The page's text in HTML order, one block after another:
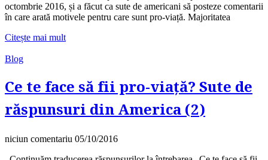
octombrie 2016, și a făcut ca sute de americani să posteze comentarii
în care arată motivele pentru care sunt pro-viață. Majoritatea
Citește mai mult
Blog
Ce te face să fii pro-viață? Sute de
răspunsuri din America (2)
niciun comentariu 05/10/2016